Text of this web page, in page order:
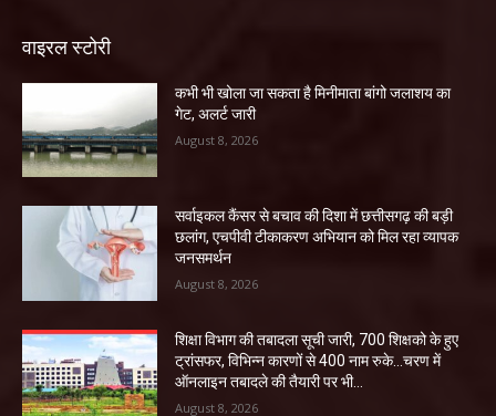
वाइरल स्टोरी
कभी भी खोला जा सकता है मिनीमाता बांगो जलाशय का
गेट, अलर्ट जारी
August 8, 2026
सर्वाइकल कैंसर से बचाव की दिशा में छत्तीसगढ़ की बड़ी
छलांग, एचपीवी टीकाकरण अभियान को मिल रहा व्यापक
जनसमर्थन
August 8, 2026
शिक्षा विभाग की तबादला सूची जारी, 700 शिक्षको के हुए
ट्रांसफर, विभिन्न कारणों से 400 नाम रुके…चरण में
ऑनलाइन तबादले की तैयारी पर भी...
August 8, 2026